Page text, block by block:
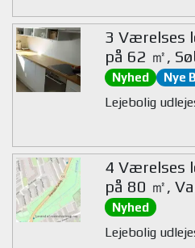
3 Værelses
på 62 ㎡,
Nyhed Nye
Lejebolig
4 Værelses
på 80 ㎡,
Nyhed
Lejebolig